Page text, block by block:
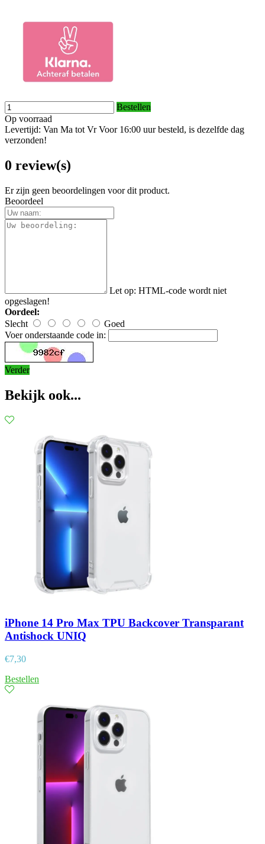
Bestellen
Op voorraad
Levertijd: Van Ma tot Vr Voor 16:00 uur besteld, is dezelfde dag
verzonden!
0 review(s)
Er zijn geen beoordelingen voor dit product.
Beoordeel
Let op: HTML-code wordt niet
opgeslagen!
Oordeel:
Slecht
Goed
Voer onderstaande code in:
Verder
Bekijk ook...
iPhone 14 Pro Max TPU Backcover Transparant
Antishock UNIQ
€7,30
Bestellen